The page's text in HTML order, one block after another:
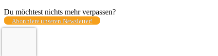
Du möchtest nichts mehr verpassen?
Abonniere unseren Newsletter!